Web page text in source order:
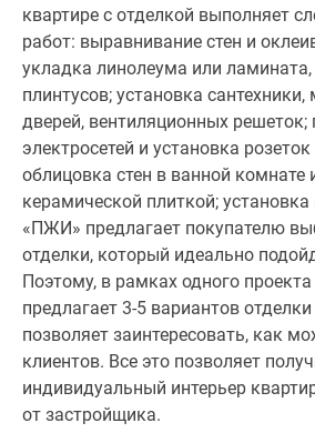
карте
Ипотечный
калькулятор
Семейная
ипотека
Военная
ипотека
Банки
программы
Медиа
Новости
недвижимости
Мнение
эксперта
Аналитика
квартире с отделкой выполняет
работ: выравнивание стен и
укладка линолеума или ламината,
плинтусов; установка
дверей, вентиляционных решеток;
электросетей и установка
облицовка стен в ванной комнате
керамической плиткой;
«ПЖИ» предлагает покупателю
отделки, который идеально
Поэтому, в рамках одного
предлагает 3-5 вариантов
позволяет заинтересовать, как
клиентов. Все это позволяет
индивидуальный интерьер
от застройщика.